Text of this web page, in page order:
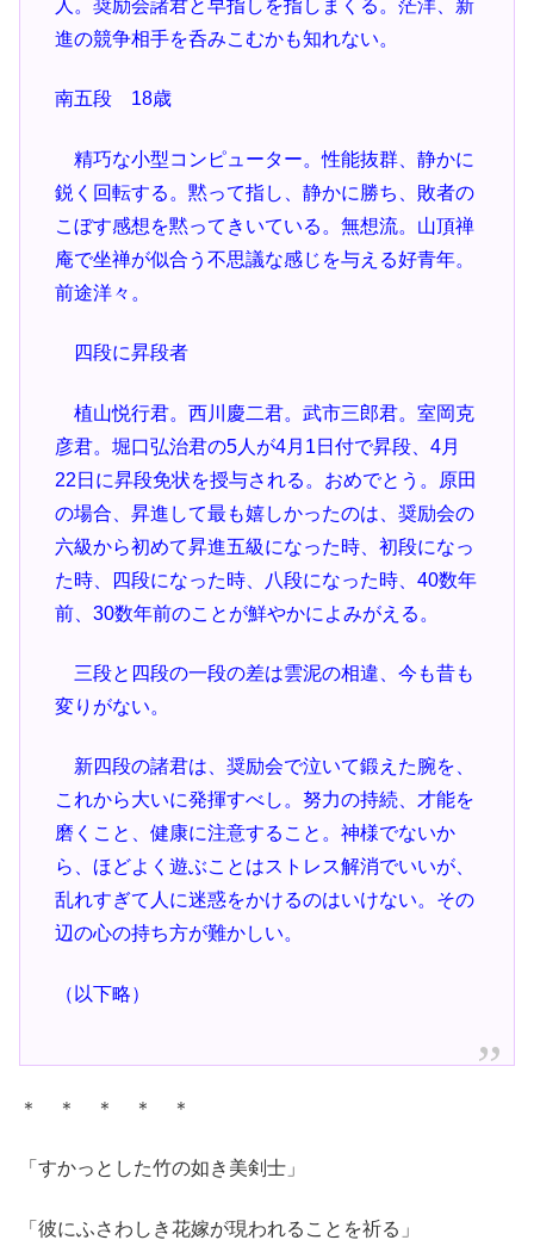
人。奨励会諸君と早指しを指しまくる。茫洋、新
進の競争相手を呑みこむかも知れない。
南五段 18歳
精巧な小型コンピューター。性能抜群、静かに
鋭く回転する。黙って指し、静かに勝ち、敗者の
こぼす感想を黙ってきいている。無想流。山頂禅
庵で坐禅が似合う不思議な感じを与える好青年。
前途洋々。
四段に昇段者
植山悦行君。西川慶二君。武市三郎君。室岡克
彦君。堀口弘治君の5人が4月1日付で昇段、4月
22日に昇段免状を授与される。おめでとう。原田
の場合、昇進して最も嬉しかったのは、奨励会の
六級から初めて昇進五級になった時、初段になっ
た時、四段になった時、八段になった時、40数年
前、30数年前のことが鮮やかによみがえる。
三段と四段の一段の差は雲泥の相違、今も昔も
変りがない。
新四段の諸君は、奨励会で泣いて鍛えた腕を、
これから大いに発揮すべし。努力の持続、才能を
磨くこと、健康に注意すること。神様でないか
ら、ほどよく遊ぶことはストレス解消でいいが、
乱れすぎて人に迷惑をかけるのはいけない。その
辺の心の持ち方が難かしい。
（以下略）
＊ ＊ ＊ ＊ ＊
「すかっとした竹の如き美剣士」
「彼にふさわしき花嫁が現われることを祈る」